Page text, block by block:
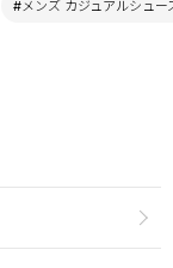
#メンズ カジュアルシュー